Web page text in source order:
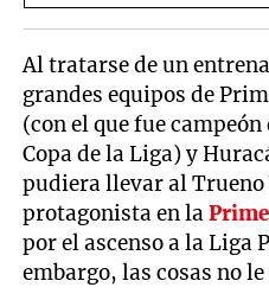
Al tratarse de un
grandes equipos de
(con el que fue
Copa de la Liga) y
pudiera llevar al Trueno
protagonista en la
por el ascenso a la Liga
embargo, las cosas no